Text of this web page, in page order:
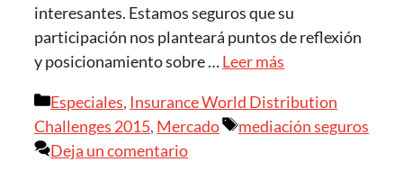
interesantes. Estamos seguros que su
participación nos planteará puntos de reflexión
y posicionamiento sobre …Leer más
Categorías
Especiales, Insurance World Distribution
Challenges 2015, Mercado Etiquetas
mediación seguros
Deja un comentario